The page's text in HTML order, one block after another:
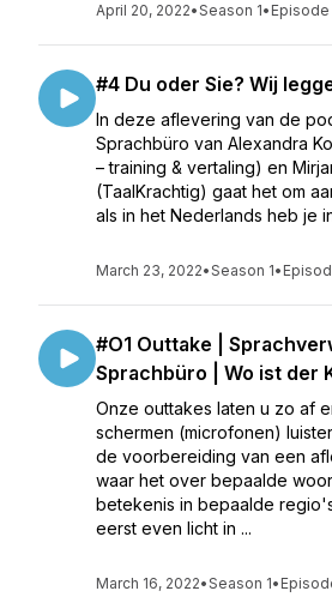
April 20, 2022•Season 1• Episode
#4 Du oder Sie? Wij
In deze aflevering van de
Sprachbüro van Alexandra
– training & vertaling) en
(TaalKrachtig) gaat het om
als in het Nederlands heb je
March 23, 2022•Season 1•
#O1 Outtake |
Sprachbüro | Wo ist der
Onze outtakes laten u zo af
schermen (microfonen)
de voorbereiding van een
waar het over bepaalde
betekenis in bepaalde
eerst even licht in ...
March 16, 2022•Season 1•